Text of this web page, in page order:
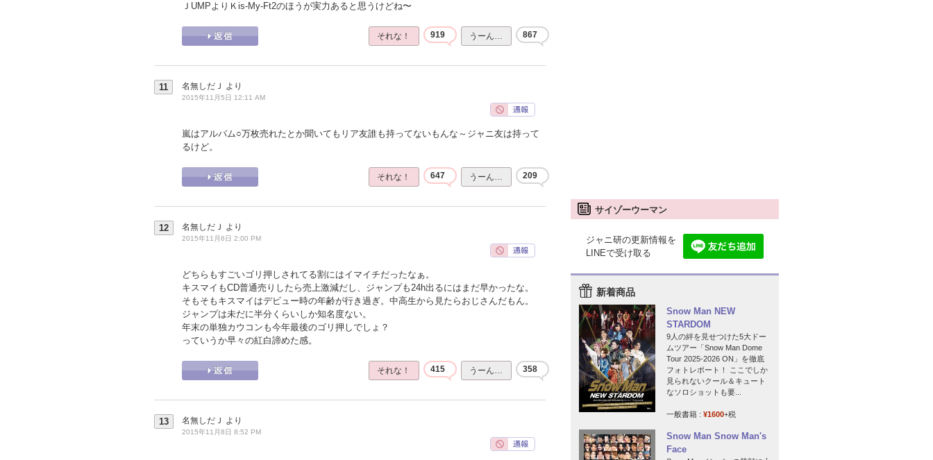
ＪUMPよりＫis-My-Ft2のほうが実力あると思うけどね〜
それな！ 919 うーん… 867
11 名無しだＪ より
2015年11月5日 12:11 AM
嵐はアルバム○万枚売れたとか聞いてもリア友誰も持ってないもんな～ジャニ友は持って
るけど。
それな！ 647 うーん… 209
12 名無しだＪ より
2015年11月6日 2:00 PM
どちらもすごいゴリ押しされてる割にはイマイチだったなぁ。
キスマイもCD普通売りしたら売上激減だし、ジャンプも24h出るにはまだ早かったな。
そもそもキスマイはデビュー時の年齢が行き過ぎ。中高生から見たらおじさんだもん。
ジャンプは未だに半分くらいしか知名度ない。
年末の単独カウコンも今年最後のゴリ押しでしょ？
っていうか早々の紅白諦めた感。
それな！ 415 うーん… 358
13 名無しだＪ より
2015年11月8日 8:52 PM
サイゾーウーマン
ジャニ研の更新情報を
LINEで受け取る
新着商品
Snow Man NEW
STARDOM
9人の絆を見せつけた5大ドー
ムツアー「Snow Man Dome
Tour 2025-2026 ON」を徹底
フォトレポート！ ここでしか
見られないクール＆キュート
なソロショットも要...
一般書籍 : ¥1600+税
Snow Man Snow Man's
Face